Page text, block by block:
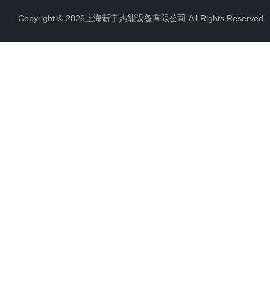
Copyright © 2026上海新宁热能设备有限公司 All Rights